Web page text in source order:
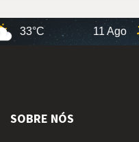
33°C 11 Ago
SOBRE NÓS